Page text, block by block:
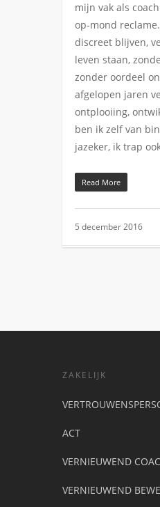
mijn vak als
op-mond
discreet blijven,
leven staan,
zonder oordeel
afgelopen jaren
ontplooiing,
ben ik zelf van
jazeker, ik trap
Read More
5 december 2016
ZAKELIJK
ACT
VERNIEUWEND
VERNIEUWEND